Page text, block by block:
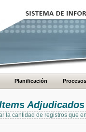
Planificación Procesos
Adjudicados
la cantidad de registros que